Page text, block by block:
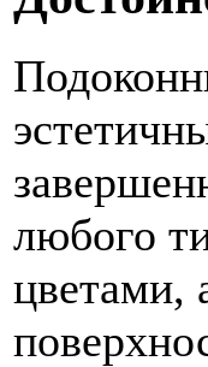
любого
цветами,